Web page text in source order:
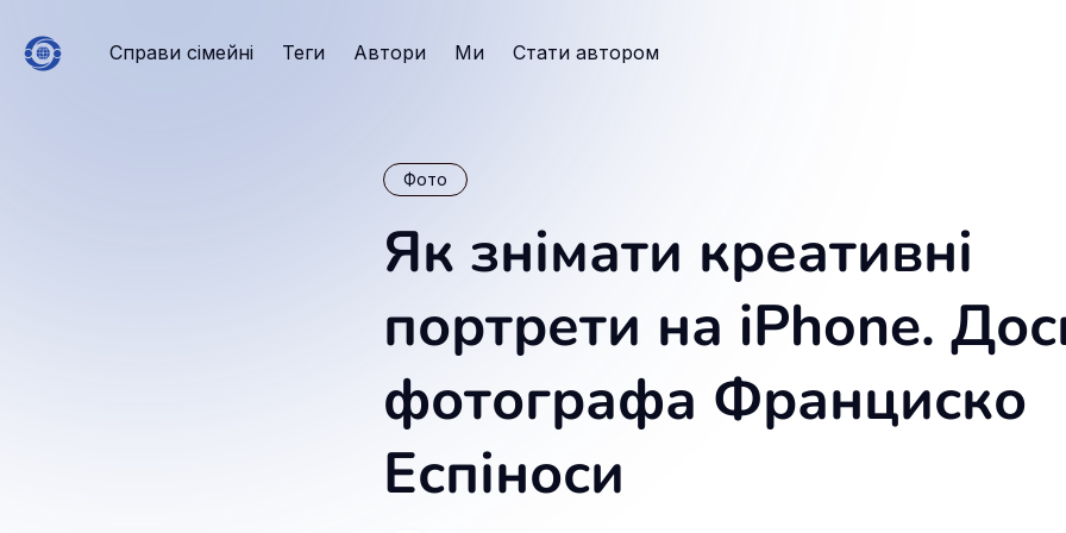
Справи сімейні Теги Автори Ми Стати автором
Фото
Як знімати креативні
портрети на iPhone.
фотографа Франциско
Еспіноси